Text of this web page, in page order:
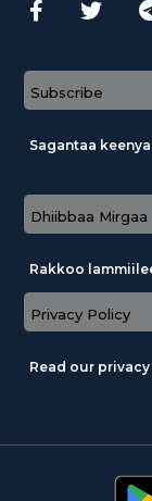
Subscribe
Sagantaa
Dhiibbaa Mirgaa
Rakkoo
Privacy Policy
Read our